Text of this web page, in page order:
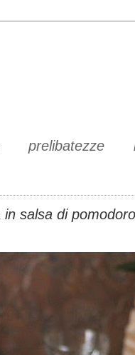
prelibatezze
in salsa di pomodoro